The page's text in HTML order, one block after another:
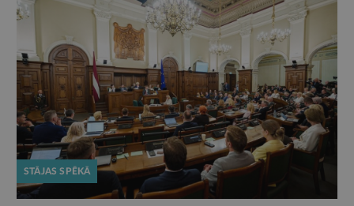
STĀJAS SPĒKĀ